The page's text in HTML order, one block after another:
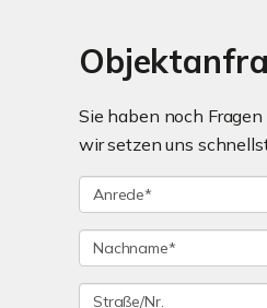
Sie haben noch
wir setzen uns